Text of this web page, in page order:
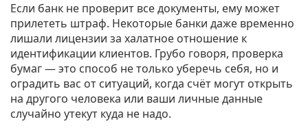
Если банк не проверит все документы, ему может
прилететь штраф. Некоторые банки даже временно
лишали лицензии за халатное отношение к
идентификации клиентов. Грубо говоря, проверка
бумаг — это способ не только уберечь себя, но и
оградить вас от ситуаций, когда счёт могут открыть
на другого человека или ваши личные данные
случайно утекут куда не надо.